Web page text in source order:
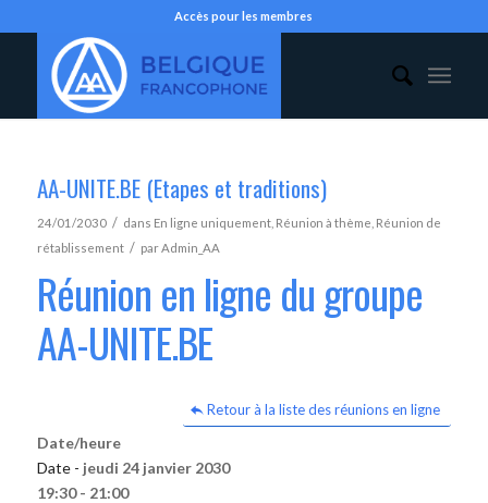
Accès pour les membres
AA-UNITE.BE (Etapes et traditions)
24/01/2030 / dans En ligne uniquement, Réunion à thème Réunion de
rétablissement / parAdmin_AA
Réunion en ligne du groupe
AA-UNITE.BE
Retour à la liste des réunions en ligne
Date/heure
Date - jeudi 24 janvier 2030
19:30 - 21:00